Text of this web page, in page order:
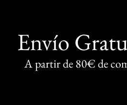
Envío
A partir de 80€ de